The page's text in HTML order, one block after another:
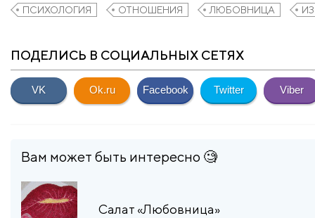
ПСИХОЛОГИЯ ОТНОШЕНИЯ ЛЮБОВНИЦА
ПОДЕЛИСЬ В СОЦИАЛЬНЫХ СЕТЯХ
VK Ok.ru Facebook Twitter Viber
Вам может быть интересно 🧐
Салат «Любовница»